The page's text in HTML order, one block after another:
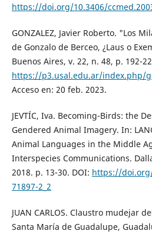
https://doi.org/10.3406/
GONZALEZ, Javier Roberto. "Los
de Gonzalo de Berceo, ¿Laus o
Buenos Aires, v. 22, n. 48, p. 192-
https://p3.usal.edu.ar/index.php/
Acceso en: 20 feb. 2023.
JEVTÍC, Iva. Becoming-Birds: the
Gendered Animal Imagery. In:
Animal Languages in the Middle
Interspecies Communications.
2018. p. 13-30. DOI: https://
71897-2_2
JUAN CARLOS. Claustro mudejar
Santa María de Guadalupe,